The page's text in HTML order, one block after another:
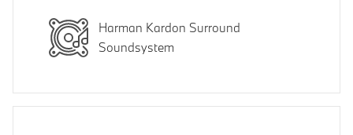
Harman Kardon Surround
Soundsystem